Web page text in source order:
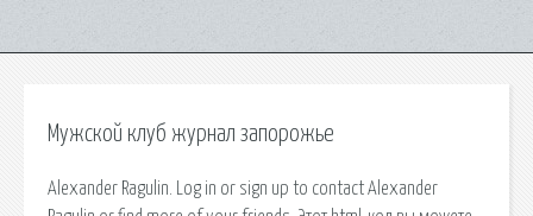
Мужской клуб журнал запорожье
Alexander Ragulin. Log in or sign up to contact Alexander